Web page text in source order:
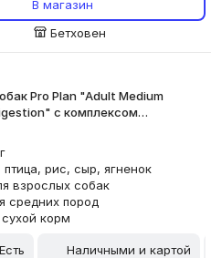
В магазин
Бетховен
Pro Plan "Adult Medium
с комплексом
сухой 14 кг для собак cредних
кг с чувствительным
Ягненокрис, сыр, ягненок
взрослых собак
средних пород
сухой корм
Есть Наличными и картой